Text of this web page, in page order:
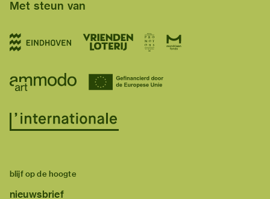
Met steun van
blijf op de hoogte
nieuwsbrief